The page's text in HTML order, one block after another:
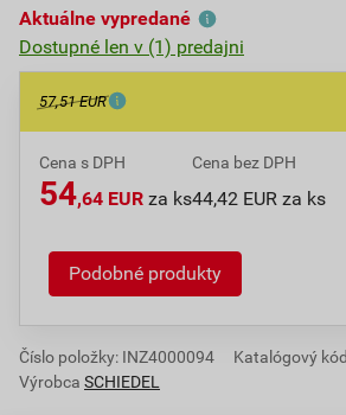
Aktuálne vypredané
Dostupné len v (1) predajni
57,51 EUR
Cena s DPH
54,64 EUR za ks
Cena bez DPH
44,42 EUR za ks
Podobné produkty
Číslo položky: INZ4000094
Katalógový
Výrobca SCHIEDEL